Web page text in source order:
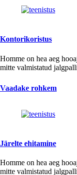
Kontorikoristus
Homme on hea aeg
mitte valmistatud
Vaadake rohkem
Järelte ehitamine
Homme on hea aeg
mitte valmistatud